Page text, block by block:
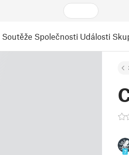
Soutěže Společnosti Události
7